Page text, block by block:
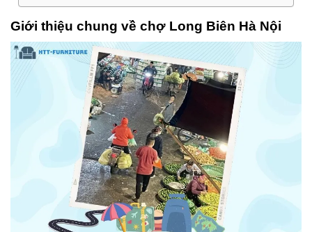
Giới thiệu chung về chợ Long Biên Hà Nội